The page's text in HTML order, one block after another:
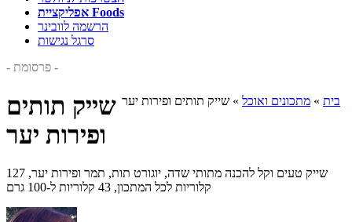
אפליקציית Foods
הרשמה לוובינר
סרגל נגישות
- פרסומת -
בית » מתכונים ואוכל » שייק תותים ופירות יער שייק תותים
ופירות יער
שייק טעים וקל להכנה מתותי שדה, יוגורט תות, תמר ופירות יער, 127
קלוריות לכל המתכון, 43 קלוריות ל-100 גרם